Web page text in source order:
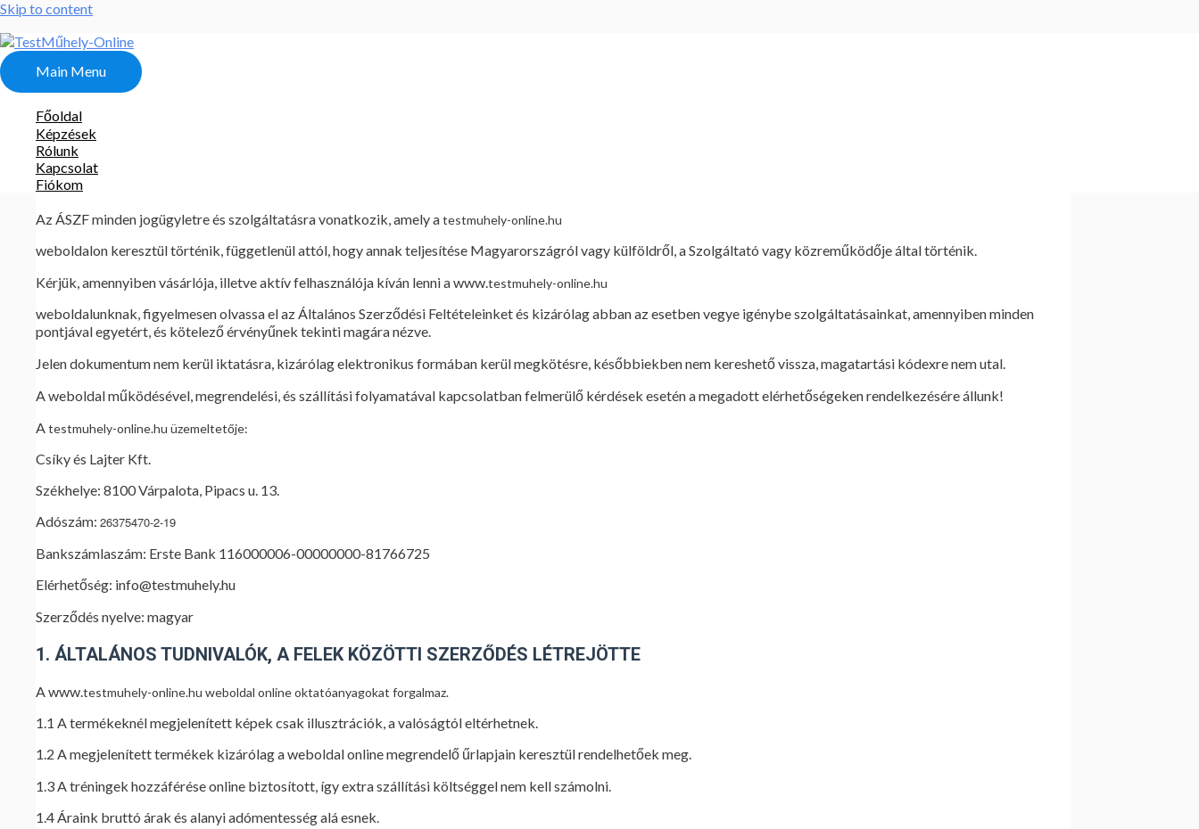
Skip to content
Main Menu
Főoldal
Képzések
Rólunk
Kapcsolat
Fiókom
Általános Szerződési Feltételek
Általános Szerződési Feltételek
A jelen Általános Szerződési Feltételek (a továbbiakban: ÁSZF) Csíky és
elektronikus kereskedelmi szolgáltatásokat igénybe vevő Ügyfél (a továbbiakban: Ügyfél) jogait és kötelezettségeit tartalmazza (Szolgáltató és Ügyfél a továbbiakban
együttesen: Felek).
Az ÁSZF minden jogügyletre és szolgáltatásra vonatkozik, amely atestmuhely-online.hu
weboldalon keresztül történik, függetlenül attól, hogy annak teljesítése Magyarországról vagy külföldről, a Szolgáltató vagy közreműködője által történik.
Kérjük, amennyiben vásárlója, illetve aktív felhasználója kíván lenni a www.testmuhely-online.hu
weboldalunknak, figyelmesen olvassa el az Általános Szerződési Feltételeinket és kizárólag abban az esetben vegye igénybe szolgáltatásainkat, amennyiben minden
pontjával egyetért, és kötelező érvényűnek tekinti magára nézve.
Jelen dokumentum nem kerül iktatásra, kizárólag elektronikus formában kerül megkötésre, későbbiekben nem kereshető vissza, magatartási kódexre nem utal.
A weboldal működésével, megrendelési, és szállítási folyamatával kapcsolatban felmerülő kérdések esetén a megadott elérhetőségeken rendelkezésére állunk!
A testmuhely-online.hu üzemeltetője:
Csíky és Lajter Kft.
Székhelye: 8100 Várpalota, Pipacs u. 13.
Adószám: 26375470-2-19
Bankszámlaszám: Erste Bank 116000006-00000000-81766725
Elérhetőség: info@testmuhely.hu
Szerződés nyelve: magyar
1. ÁLTALÁNOS TUDNIVALÓK, A FELEK KÖZÖTTI SZERZŐDÉS LÉTREJÖTTE
A www.testmuhely-online.hu weboldal online oktatóanyagokat forgalmaz.
1.1 A termékeknél megjelenített képek csak illusztrációk, a valóságtól eltérhetnek.
1.2 A megjelenített termékek kizárólag a weboldal online megrendelő űrlapjain keresztül rendelhetőek meg.
1.3 A tréningek hozzáférése online biztosított, így extra szállítási költséggel nem kell számolni.
1.4 Áraink bruttó árak és alanyi adómentesség alá esnek.